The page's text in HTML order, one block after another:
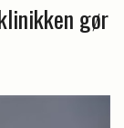
gør